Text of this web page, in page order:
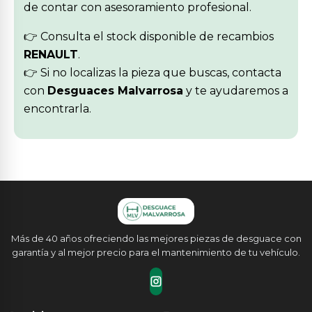
de contar con asesoramiento profesional.
👉 Consulta el stock disponible de recambios
RENAULT.
👉 Si no localizas la pieza que buscas, contacta
con Desguaces Malvarrosa y te ayudaremos a
encontrarla.
Más de 40 años ofreciendo las mejores piezas de desguace con
garantía y al mejor precio para el mantenimiento de tu vehículo.